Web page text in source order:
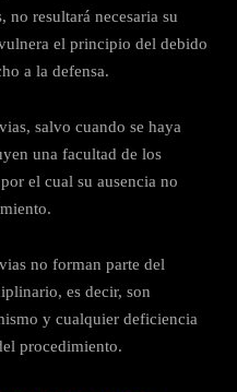
no resultará necesaria su
el principio del debido
a la defensa.
salvo cuando se haya
una facultad de los
el cual su ausencia no
no forman parte del
es decir, son
y cualquier deficiencia
procedimiento.